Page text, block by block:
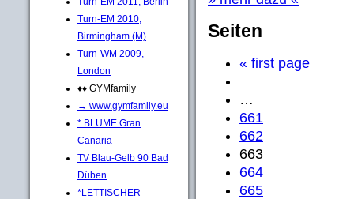
Turn-EM 2010,
Birmingham (M)
Turn-WM 2009,
London
♦♦ GYMfamily
→ www.gymfamily.eu
* BLUME Gran
Canaria
TV Blau-Gelb 90 Bad
Düben
*LETTISCHER
Seiten
« first page
…
661
662
663
664
665